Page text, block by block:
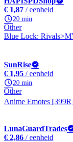
€ 1,87 / eenheid
20 min
Other
Blue Lock:
SunRise
€ 1,95 / eenheid
20 min
Other
Anime Emotes
LunaGuardTrades
€ 2,86 / eenheid